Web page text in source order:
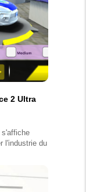
2 Ultra
s'affiche
l'industrie du